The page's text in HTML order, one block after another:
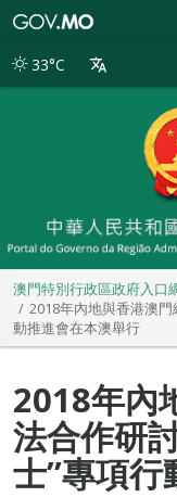
別
33°C
澳門特別行政區政府入口
2018年內地與香港澳
動推進會在本澳舉行
2018年內
法合作研
士”專項